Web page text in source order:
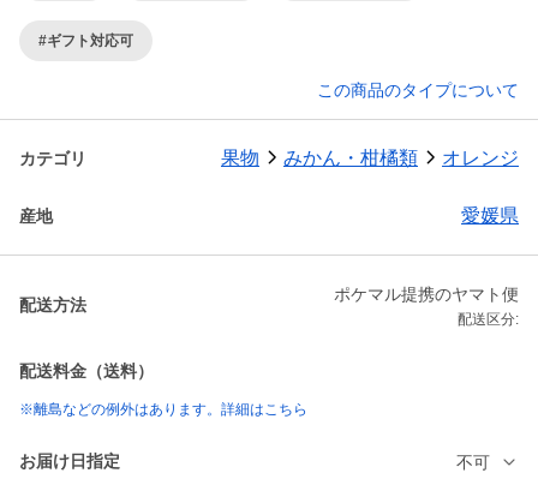
#ギフト対応可
この商品のタイプについて
カテゴリ 果物 みかん・柑橘類 オレンジ
産地 愛媛県
配送方法
ポケマル提携のヤマト便
配送区分:
配送料金（送料）
※離島などの例外はあります。詳細はこちら
お届け日指定 不可